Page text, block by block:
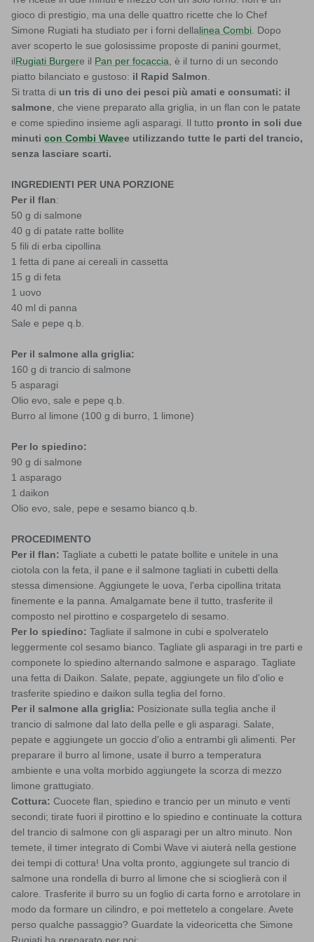
gioco di prestigio, ma una delle quattro ricette che lo Chef
Simone Rugiati ha studiato per i forni dellalinea Combi . Dopo
aver scoperto le sue golosissime proposte di panini gourmet,
ilRugiati Burgere il Pan per focaccia , è il turno di un secondo
piatto bilanciato e gustoso: il Rapid Salmon
Si tratta di un tris di uno dei pesci più amati e consumati: il
salmone , che viene preparato alla griglia, in un flan con le patate
e come spiedino insieme agli asparagi. Il tutto pronto in soli due
minuti con Combi Wavee utilizzando tutte le parti del trancio,
senza lasciare scarti.
INGREDIENTI PER UNA PORZIONE
Per il flan:
50 g di salmone
40 g di patate ratte bollite
5 fili di erba cipollina
1 fetta di pane ai cereali in cassetta
15 g di feta
1 uovo
40 ml di panna
Sale e pepe q.b.
Per il salmone alla griglia:
160 g di trancio di salmone
5 asparagi
Olio evo, sale e pepe q.b.
Burro al limone (100 g di burro, 1 limone)
Per lo spiedino:
90 g di salmone
1 asparago
1 daikon
Olio evo, sale, pepe e sesamo bianco q.b.
PROCEDIMENTO
Per il flan: Tagliate a cubetti le patate bollite e unitele in una
ciotola con la feta, il pane e il salmone tagliati in cubetti della
stessa dimensione. Aggiungete le uova, l'erba cipollina tritata
finemente e la panna. Amalgamate bene il tutto, trasferite il
composto nel pirottino e cospargetelo di sesamo.
Per lo spiedino: Tagliate il salmone in cubi e spolveratelo
leggermente col sesamo bianco. Tagliate gli asparagi in tre parti e
componete lo spiedino alternando salmone e asparago. Tagliate
una fetta di Daikon. Salate, pepate, aggiungete un filo d'olio e
trasferite spiedino e daikon sulla teglia del forno.
Per il salmone alla griglia: Posizionate sulla teglia anche il
trancio di salmone dal lato della pelle e gli asparagi. Salate,
pepate e aggiungete un goccio d'olio a entrambi gli alimenti. Per
preparare il burro al limone, usate il burro a temperatura
ambiente e una volta morbido aggiungete la scorza di mezzo
limone grattugiato.
Cottura: Cuocete flan, spiedino e trancio per un minuto e venti
secondi; tirate fuori il pirottino e lo spiedino e continuate la cottura
del trancio di salmone con gli asparagi per un altro minuto. Non
temete, il timer integrato di Combi Wave vi aiuterà nella gestione
dei tempi di cottura! Una volta pronto, aggiungete sul trancio di
salmone una rondella di burro al limone che si scioglierà con il
calore. Trasferite il burro su un foglio di carta forno e arrotolare in
modo da formare un cilindro, e poi mettetelo a congelare. Avete
perso qualche passaggio? Guardate la videoricetta che Simone